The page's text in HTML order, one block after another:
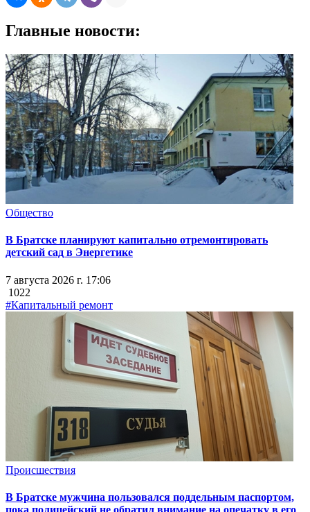
Главные новости:
Общество
В Братске планируют капитально отремонтировать
детский сад в Энергетике
7 августа 2026 г. 17:06
1022
#Капитальный ремонт
Происшествия
В Братске мужчина пользовался поддельным паспортом,
пока полицейский не обратил внимание на опечатку в его